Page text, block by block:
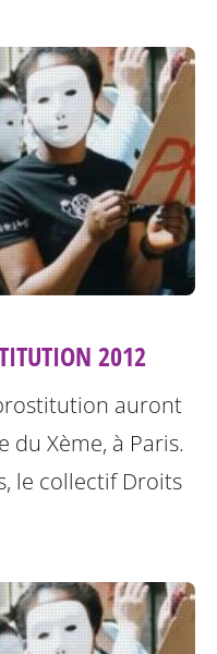
2012
auront
du Xème, à Paris.
le collectif Droits